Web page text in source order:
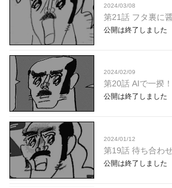
2024/03/08
第21話 フタ裏に
公開は終了しました
2024/02/09
第20話 AIで一揆！
公開は終了しました
2024/01/12
第19話 待ち合わ
公開は終了しました